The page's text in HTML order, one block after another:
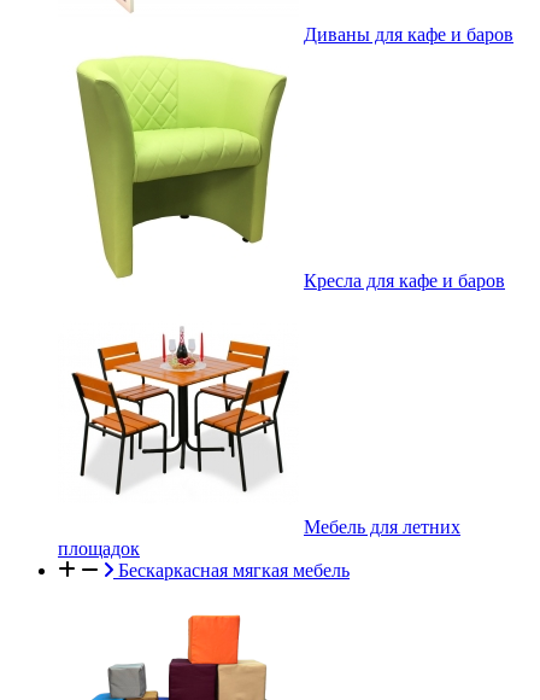
Диваны для кафе и баров
Кресла для кафе и баров
Мебель для летних
площадок
Бескаркасная мягкая мебель